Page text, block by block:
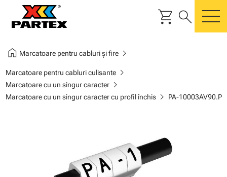
shopping_cart search
home Marcatoare pentru cabluri și firechevron_right
Marcatoare pentru cabluri culisantechevron_right
Marcatoare cu un singur caracterchevron_right
Marcatoare cu un singur caracter cu profil închischevron_right PA-10003AV90.P